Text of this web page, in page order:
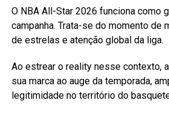
O NBA All-Star 2026 funciona como
campanha. Trata-se do momento de
de estrelas e atenção global da liga.
Ao estrear o reality nesse contexto,
sua marca ao auge da temporada,
legitimidade no território do